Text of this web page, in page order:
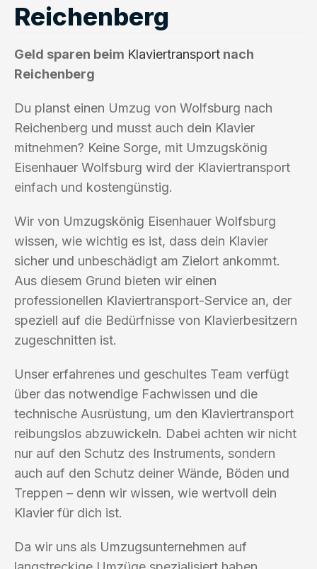
Reichenberg
Geld sparen beim Klaviertransport nach
Reichenberg
Du planst einen Umzug von Wolfsburg nach
Reichenberg und musst auch dein Klavier
mitnehmen? Keine Sorge, mit Umzugskönig
Eisenhauer Wolfsburg wird der Klaviertransport
einfach und kostengünstig.
Wir von Umzugskönig Eisenhauer Wolfsburg
wissen, wie wichtig es ist, dass dein Klavier
sicher und unbeschädigt am Zielort ankommt.
Aus diesem Grund bieten wir einen
professionellen Klaviertransport-Service an, der
speziell auf die Bedürfnisse von Klavierbesitzern
zugeschnitten ist.
Unser erfahrenes und geschultes Team verfügt
über das notwendige Fachwissen und die
technische Ausrüstung, um den Klaviertransport
reibungslos abzuwickeln. Dabei achten wir nicht
nur auf den Schutz des Instruments, sondern
auch auf den Schutz deiner Wände, Böden und
Treppen – denn wir wissen, wie wertvoll dein
Klavier für dich ist.
Da wir uns als Umzugsunternehmen auf